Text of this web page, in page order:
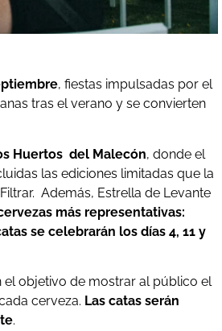
, fiestas impulsadas por el
tras el verano y se convierten
Huertos del Malecón, donde el
las ediciones limitadas que la
Además, Estrella de Levante
más representativas:
se celebrarán los días 4, 11 y
el objetivo de mostrar al público el
cerveza. Las catas serán
.